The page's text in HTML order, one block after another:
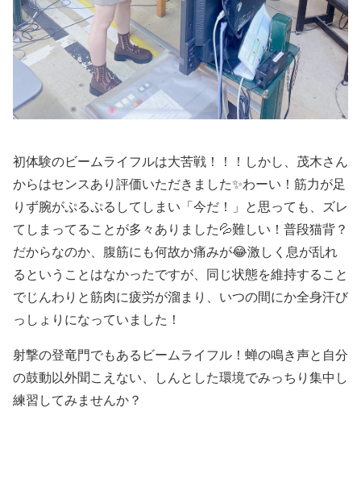
初体験のビームライフルは大苦戦！！！しかし、茂木さん
からはセンスあり評価いただきました✨わーい！筋力が足
りず腕がぷるぷるしてしまい「今だ！」と思っても、ズレ
てしまってることが多々ありました💦難しい！普段猫背？
だからなのか、腹筋にも何故か痛みが😂激しく息が乱れ
るということはなかったですが、同じ状態を維持すること
でじんわりと筋肉に疲労が溜まり、いつの間にか全身汗び
っしょりになっていました！
射撃の登竜門でもあるビームライフル！蝉の鳴き声と自分
の鼓動以外聞こえない、しんとした環境でみっちり集中し
練習してみませんか？